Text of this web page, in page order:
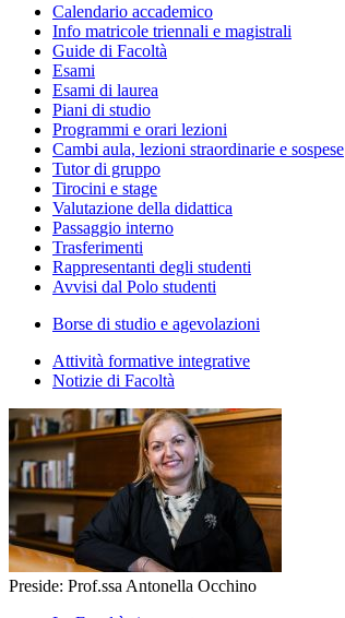
Calendario accademico
Info matricole triennali e magistrali
Guide di Facoltà
Esami
Esami di laurea
Piani di studio
Programmi e orari lezioni
Cambi aula, lezioni straordinarie e sospese
Tutor di gruppo
Tirocini e stage
Valutazione della didattica
Passaggio interno
Trasferimenti
Rappresentanti degli studenti
Avvisi dal Polo studenti
Borse di studio e agevolazioni
Attività formative integrative
Notizie di Facoltà
Preside: Prof.ssa Antonella Occhino